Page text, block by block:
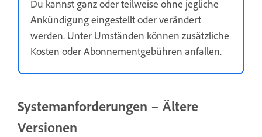
Du kannst ganz oder teilweise ohne jegliche
Ankündigung eingestellt oder verändert
werden. Unter Umständen können zusätzliche
Kosten oder Abonnementgebühren anfallen.
Systemanforderungen – Ältere
Versionen